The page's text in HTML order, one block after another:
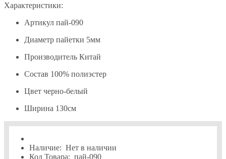
Характеристики:
Артикул пай-090
Диаметр пайетки 5мм
Производитель Китай
Состав 100% полиэстер
Цвет черно-белый
Ширина 130см
Наличие: Нет в наличии
Код Товара: пай-090